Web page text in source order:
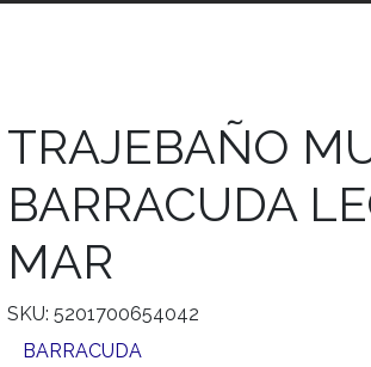
TRAJEBAÑO
BARRACUDA
MAR
SKU: 5201700654042
BARRACUDA